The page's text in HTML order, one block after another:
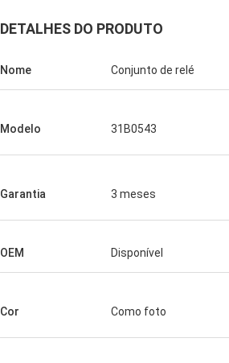
DETALHES DO PRODUTO
Nome Conjunto de relé
Modelo 31B0543
Garantia 3 meses
OEM Disponível
Cor Como foto